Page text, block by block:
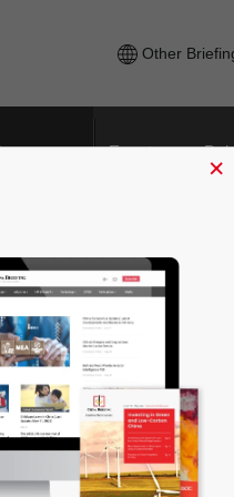
Other
Events
DEZAN
Meet the firm
their website to
×